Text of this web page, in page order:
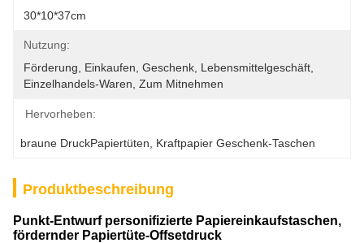
30*10*37cm
Nutzung:
Förderung, Einkaufen, Geschenk, Lebensmittelgeschäft,
Einzelhandels-Waren, Zum Mitnehmen
Hervorheben:
braune DruckPapiertüten Kraftpapier Geschenk-Taschen
Produktbeschreibung
Punkt-Entwurf personifizierte Papiereinkaufstaschen,
fördernder Papiertüte-Offsetdruck